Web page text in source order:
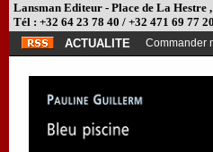
Lansman Editeur - Place de La Hestre
Tél : +32 64 23 78 40 / +32 471 69 77
ACTUALITE
Commander